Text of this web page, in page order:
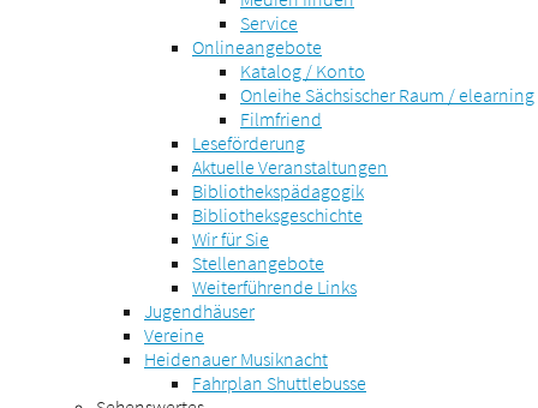
Service
Onlineangebote
Katalog / Konto
Onleihe Sächsischer Raum / elearning
Filmfriend
Leseförderung
Aktuelle Veranstaltungen
Bibliothekspädagogik
Bibliotheksgeschichte
Wir für Sie
Stellenangebote
Weiterführende Links
Jugendhäuser
Vereine
Heidenauer Musiknacht
Fahrplan Shuttlebusse